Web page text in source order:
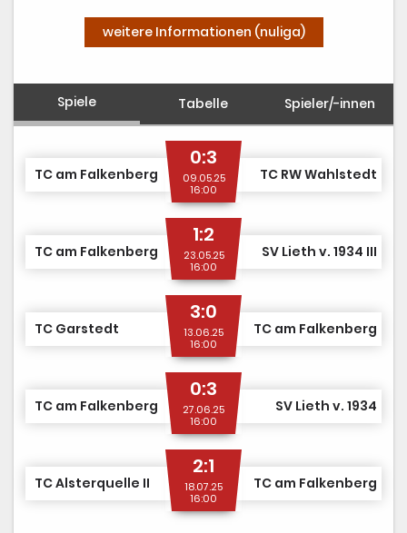
weitere Informationen (nuliga)
Spiele Tabelle Spieler/-innen
TC am Falkenberg
0:3
09.05.25
16:00
TC RW Wahlstedt
TC am Falkenberg
1:2
23.05.25
16:00
SV Lieth v. 1934 III
TC Garstedt
3:0
13.06.25
16:00
TC am Falkenberg
TC am Falkenberg
0:3
27.06.25
16:00
SV Lieth v. 1934
TC Alsterquelle II
2:1
18.07.25
16:00
TC am Falkenberg